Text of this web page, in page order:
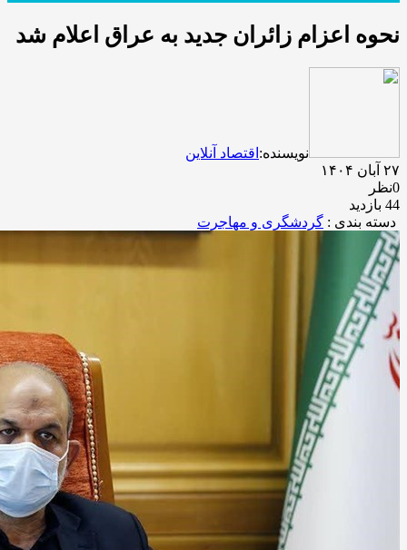
نحوه اعزام زائران جدید به عراق اعلام شد
نویسنده: اقتصاد آنلاین
۲۷ آبان ۱۴۰۴
0نظر
44 بازدید
دسته بندی : گردشگری و مهاجرت